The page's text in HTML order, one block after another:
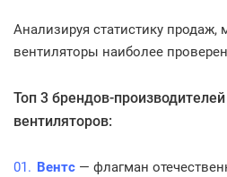
Анализируя статистику
вентиляторы наиболее
Топ 3 брендов-
вентиляторов:
Вентс — флагман